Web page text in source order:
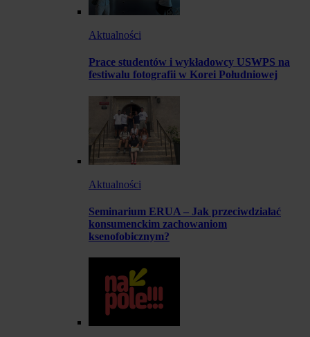
Aktualności
Prace studentów i wykładowcy USWPS na
festiwalu fotografii w Korei Południowej
Aktualności
Seminarium ERUA – Jak przeciwdziałać
konsumenckim zachowaniom
ksenofobicznym?